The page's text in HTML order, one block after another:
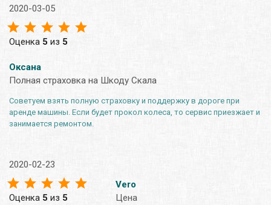
2020-03-05
Оценка 5 из 5
Оксана
Полная страховка на Шкоду Скала
Советуем взять полную страховку и поддержку в дороге при
аренде машины. Если будет прокол колеса, то сервис приезжает и
занимается ремонтом.
2020-02-23
Оценка 5 из 5
Vero
Цена